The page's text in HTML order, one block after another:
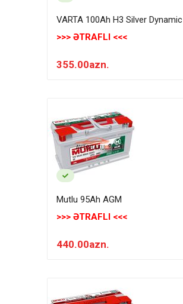
VARTA 100Ah H3 Silver Dynamic
>>> ƏTRAFLI <<<
355.00azn.
Mutlu 95Ah AGM
>>> ƏTRAFLI <<<
440.00azn.